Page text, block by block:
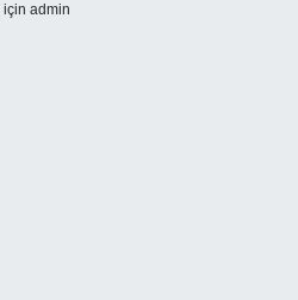
için admin